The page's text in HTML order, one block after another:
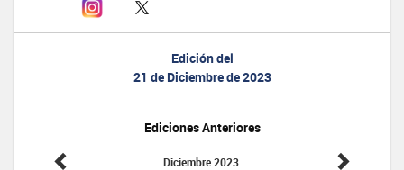
Edición del
21 de Diciembre de 2023
Ediciones Anteriores
Diciembre 2023